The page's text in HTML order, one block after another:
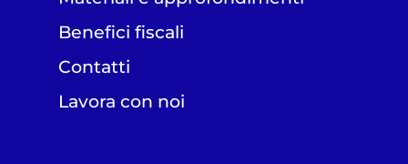
Benefici fiscali
Contatti
Lavora con noi